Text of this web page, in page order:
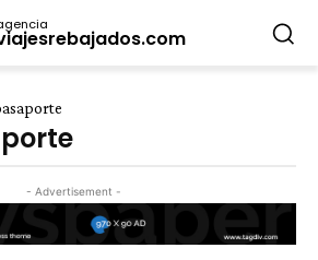
- Advertisement -